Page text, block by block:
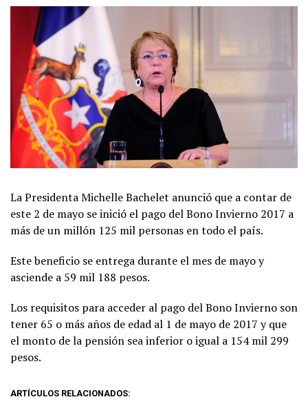
La Presidenta Michelle Bachelet anunció que a contar de
este 2 de mayo se inició el pago del Bono Invierno 2017 a
más de un millón 125 mil personas en todo el país.
Este beneficio se entrega durante el mes de mayo y
asciende a 59 mil 188 pesos.
Los requisitos para acceder al pago del Bono Invierno son
tener 65 o más años de edad al 1 de mayo de 2017 y que
el monto de la pensión sea inferior o igual a 154 mil 299
pesos.
ARTÍCULOS RELACIONADOS: